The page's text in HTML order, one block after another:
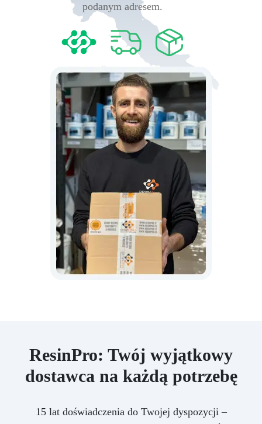
podanym adresem.
ResinPro: Twój wyjątkowy
dostawca na każdą potrzebę
15 lat doświadczenia do Twojej dyspozycji –